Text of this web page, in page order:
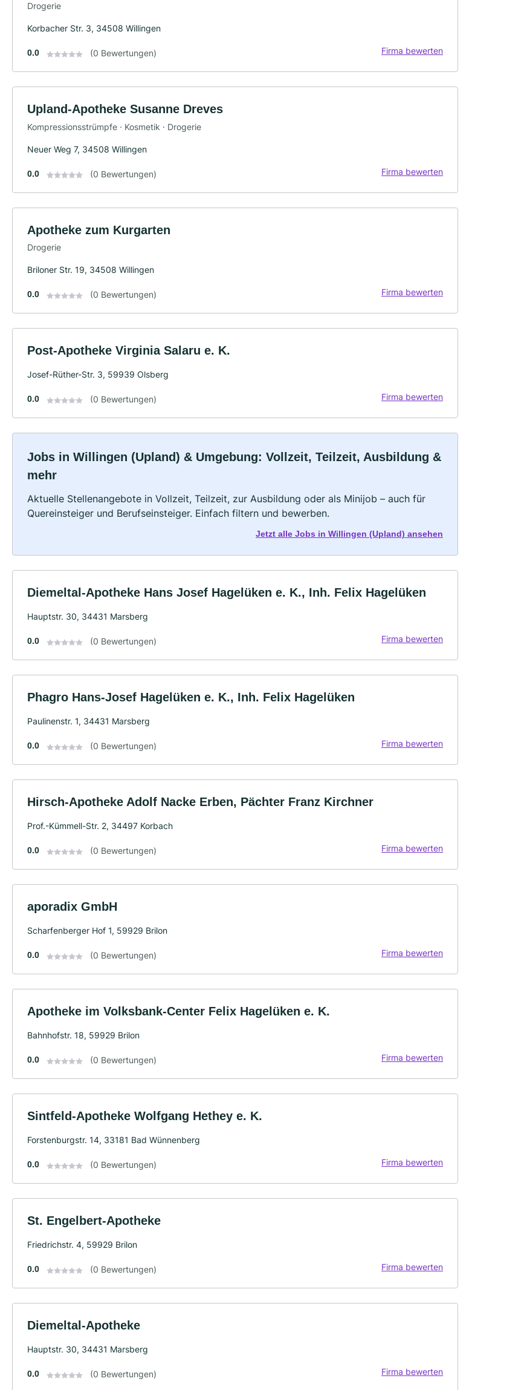
Drogerie
Korbacher Str. 3, 34508 Willingen
0.0 (0 Bewertungen) Firma bewerten
Upland-Apotheke Susanne Dreves
Kompressionsstrümpfe · Kosmetik · Drogerie
Neuer Weg 7, 34508 Willingen
0.0 (0 Bewertungen) Firma bewerten
Apotheke zum Kurgarten
Drogerie
Briloner Str. 19, 34508 Willingen
0.0 (0 Bewertungen) Firma bewerten
Post-Apotheke Virginia Salaru e. K.
Josef-Rüther-Str. 3, 59939 Olsberg
0.0 (0 Bewertungen) Firma bewerten
Jobs in Willingen (Upland) & Umgebung: Vollzeit, Teilzeit, Ausbildung &
mehr
Aktuelle Stellenangebote in Vollzeit, Teilzeit, zur Ausbildung oder als Minijob – auch für
Quereinsteiger und Berufseinsteiger. Einfach filtern und bewerben.
Jetzt alle Jobs in Willingen (Upland) ansehen
Diemeltal-Apotheke Hans Josef Hagelüken e. K., Inh. Felix Hagelüken
Hauptstr. 30, 34431 Marsberg
0.0 (0 Bewertungen) Firma bewerten
Phagro Hans-Josef Hagelüken e. K., Inh. Felix Hagelüken
Paulinenstr. 1, 34431 Marsberg
0.0 (0 Bewertungen) Firma bewerten
Hirsch-Apotheke Adolf Nacke Erben, Pächter Franz Kirchner
Prof.-Kümmell-Str. 2, 34497 Korbach
0.0 (0 Bewertungen) Firma bewerten
aporadix GmbH
Scharfenberger Hof 1, 59929 Brilon
0.0 (0 Bewertungen) Firma bewerten
Apotheke im Volksbank-Center Felix Hagelüken e. K.
Bahnhofstr. 18, 59929 Brilon
0.0 (0 Bewertungen) Firma bewerten
Sintfeld-Apotheke Wolfgang Hethey e. K.
Forstenburgstr. 14, 33181 Bad Wünnenberg
0.0 (0 Bewertungen) Firma bewerten
St. Engelbert-Apotheke
Friedrichstr. 4, 59929 Brilon
0.0 (0 Bewertungen) Firma bewerten
Diemeltal-Apotheke
Hauptstr. 30, 34431 Marsberg
0.0 (0 Bewertungen) Firma bewerten